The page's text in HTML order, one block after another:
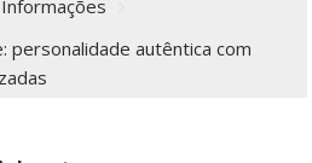
Informações
personalidade autêntica com